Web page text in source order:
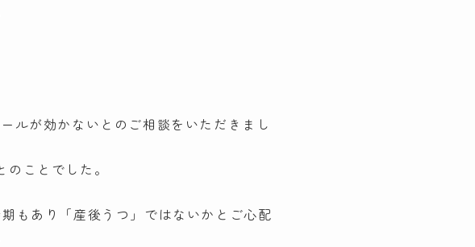
ルが効かないとのご相談をいただきまし
ことでした。
もあり「産後うつ」ではないかとご心配